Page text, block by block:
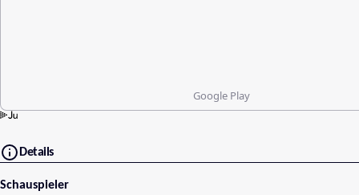
Google Play
Details
Schauspieler